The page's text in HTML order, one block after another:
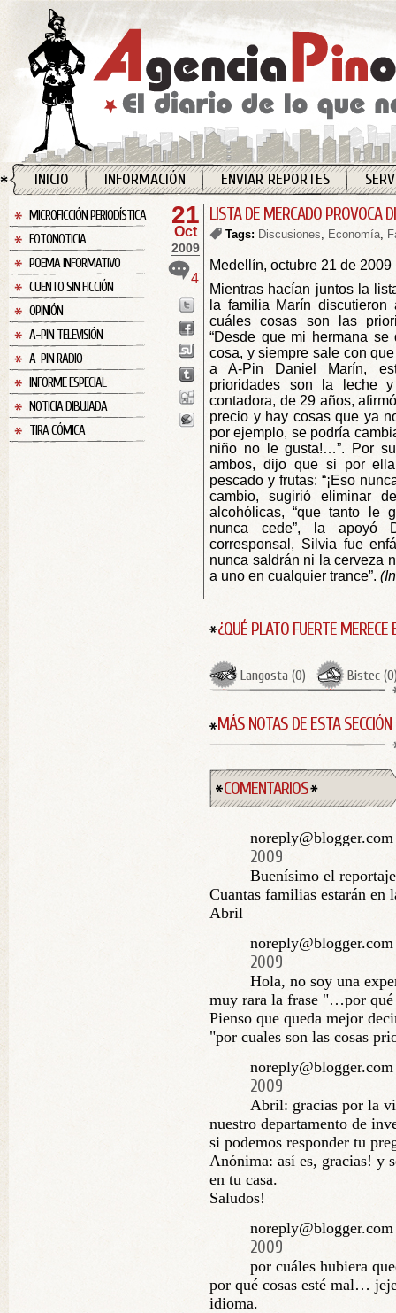
INICIO INFORMACIÓN ENVIAR REPORTES
MICROFICCIÓN PERIODÍSTICA
FOTONOTICIA
POEMA INFORMATIVO
CUENTO SIN FICCIÓN
OPINIÓN
A-PIN TELEVISIÓN
A-PIN RADIO
INFORME ESPECIAL
NOTICIA DIBUJADA
TIRA CÓMICA
21
Oct
2009
4
LISTA DE MERCADO PROVOCA
Tags: Discusiones, Economía,
Medellín, octubre 21 de 2009
Mientras hacían juntos la
la familia Marín discutieron
cuáles cosas son las
“Desde que mi hermana
cosa, y siempre sale con
a A-Pin Daniel Marín,
prioridades son la leche
contadora, de 29 años,
precio y hay cosas que ya
por ejemplo, se podría
niño no le gusta!…”. Por
ambos, dijo que si por
pescado y frutas: “¡Eso
cambio, sugirió eliminar
alcohólicas, “que tanto le
nunca cede”, la apoyó
corresponsal, Silvia fue
nunca saldrán ni la cerveza
a uno en cualquier trance”.
¿QUÉ PLATO FUERTE MERECE
Langosta (0) Bistec (0
MÁS NOTAS DE ESTA SECCIÓN
COMENTARIOS
2009
Buenísimo el
Cuantas familias estarán en
Abril
2009
Hola, no soy una
muy rara la frase "…por qué
Pienso que queda mejor
"por cuales son las cosas
2009
Abril: gracias por la
nuestro departamento de
si podemos responder tu
Anónima: así es, gracias! y
en tu casa.
Saludos!
2009
por cuáles hubiera
por qué cosas esté mal…
idioma.